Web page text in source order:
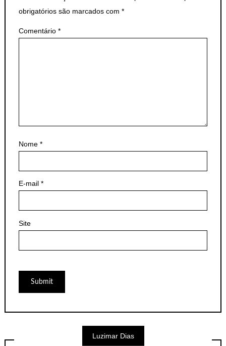
obrigatórios são marcados com *
Comentário *
Nome *
E-mail *
Site
Luzimar Dias